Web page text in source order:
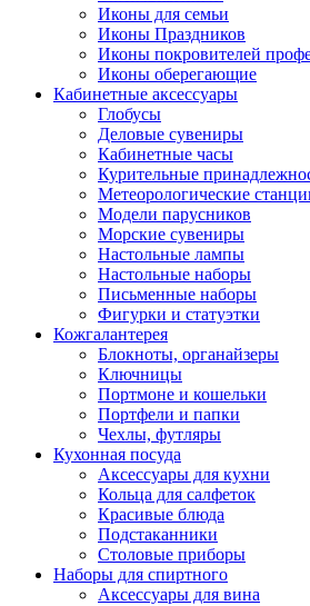
Иконы для семьи
Иконы Праздников
Иконы покровителей
Иконы оберегающие
Кабинетные аксессуары
Глобусы
Деловые сувениры
Кабинетные часы
Курительные
Метеорологические
Модели парусников
Морские сувениры
Настольные лампы
Настольные наборы
Письменные наборы
Фигурки и статуэтки
Кожгалантерея
Блокноты, органайзеры
Ключницы
Портмоне и кошельки
Портфели и папки
Чехлы, футляры
Кухонная посуда
Аксессуары для кухни
Кольца для салфеток
Красивые блюда
Подстаканники
Столовые приборы
Наборы для спиртного
Аксессуары для вина